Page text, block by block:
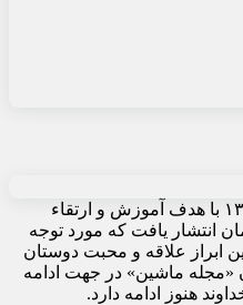
«مجله ماشین» از مهرماه سال ۱۳۵۸ با هدف آموزش و ارتقاء
انتشار یافت که مورد توجه
ابراز علاقه و محبت دوستان
«مجله ماشین» در جهت ادامه
هنوز ادامه دارد.